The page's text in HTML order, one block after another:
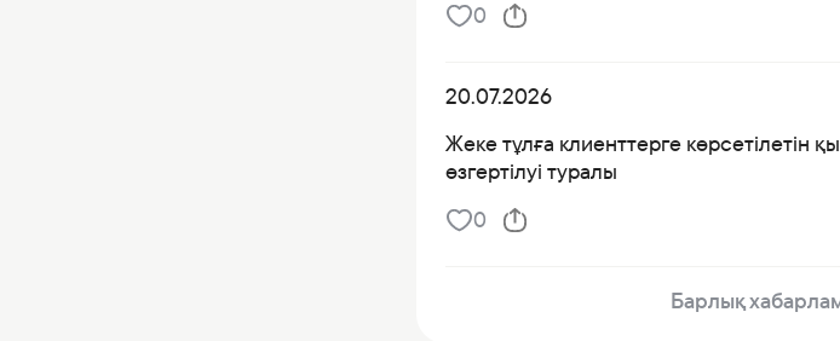
0
20.07.2026
Жеке тұлға клиенттерге көрсетілетін
өзгертілуі туралы
0
Барлық